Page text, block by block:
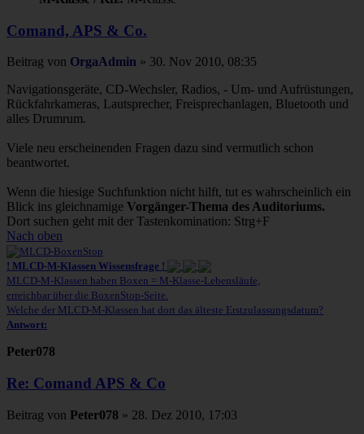
Comand, APS & Co.
Beitrag von OrgaAdmin » 30. Nov 2010, 08:35
Navigationsgeräte, CD-Wechsler, Radios, - Um- und Aufrüstungen,
Rückfahrkameras, Lautsprecher, Freisprechanlagen, Bluetooth und
alles Drumrum.
Viele neu erscheinenden Fragen dazu sind vermutlich schon
beantwortet.
Wenn die hiesige Suchfunktion nicht hilft, tut es wahrscheinlich ein
Blick ins gleichnamige Vorgänger-Thema des Auditoriums.
Dort suchen geht mit der Tastenkomination: Strg+F
Nach oben
! MLCD-M-Klassen Wissensfrage !
MLCD-M-Klassen haben Boxen = M-Klasse-Lebensläufe,
erreichbar über die BoxenStop-Seite.
Welche der MLCD-M-Klassen hat dort das älteste Erstzulassungsdatum?
Antwort:
Peter078
Re: Comand APS & Co
Beitrag von Peter078 » 28. Dez 2010, 17:03